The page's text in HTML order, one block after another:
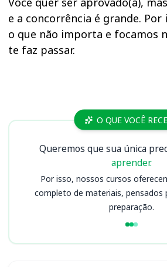
e a concorrência é grande. Por
o que não importa e focamos
te faz passar.
Cursos O QUE VOCÊ
Queremos que sua única
aprender.
Por isso, nossos cursos
completo de materiais, pensados
preparação.